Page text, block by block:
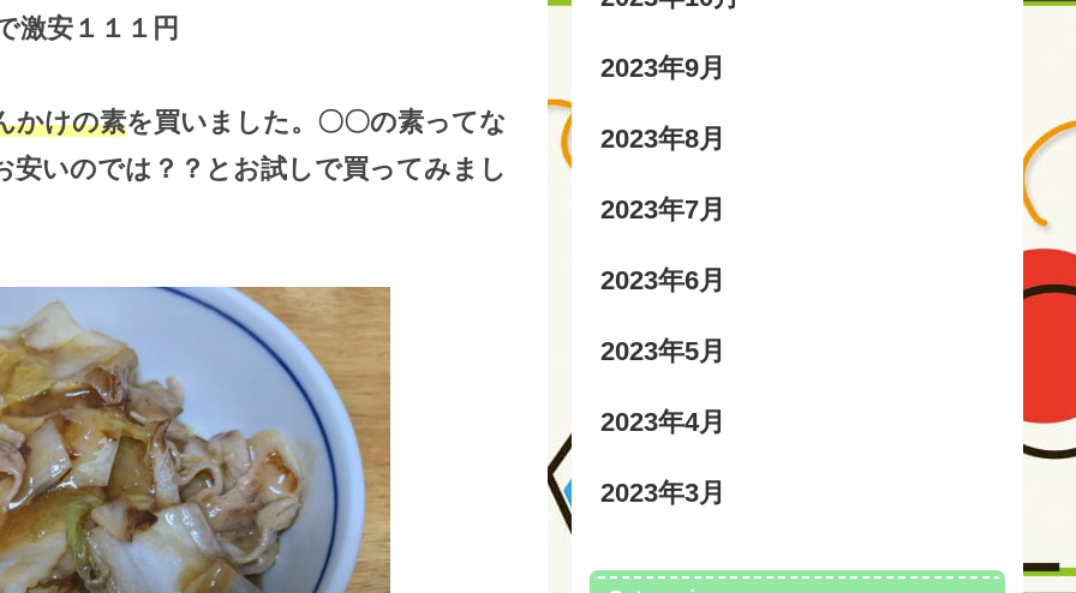
激安１１１円
かけの素を買いました。〇〇の素ってな
いのでは？？とお試しで買ってみまし
2023年9月
2023年8月
2023年7月
2023年6月
2023年5月
2023年4月
2023年3月